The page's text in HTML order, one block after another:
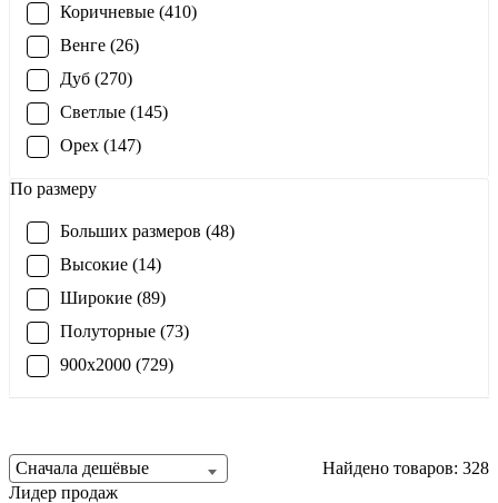
Коричневые (410)
Венге (26)
Дуб (270)
Светлые (145)
Орех (147)
По размеру
Больших размеров (48)
Высокие (14)
Широкие (89)
Полуторные (73)
900x2000 (729)
Сначала дешёвые
Найдено товаров: 328
Лидер продаж